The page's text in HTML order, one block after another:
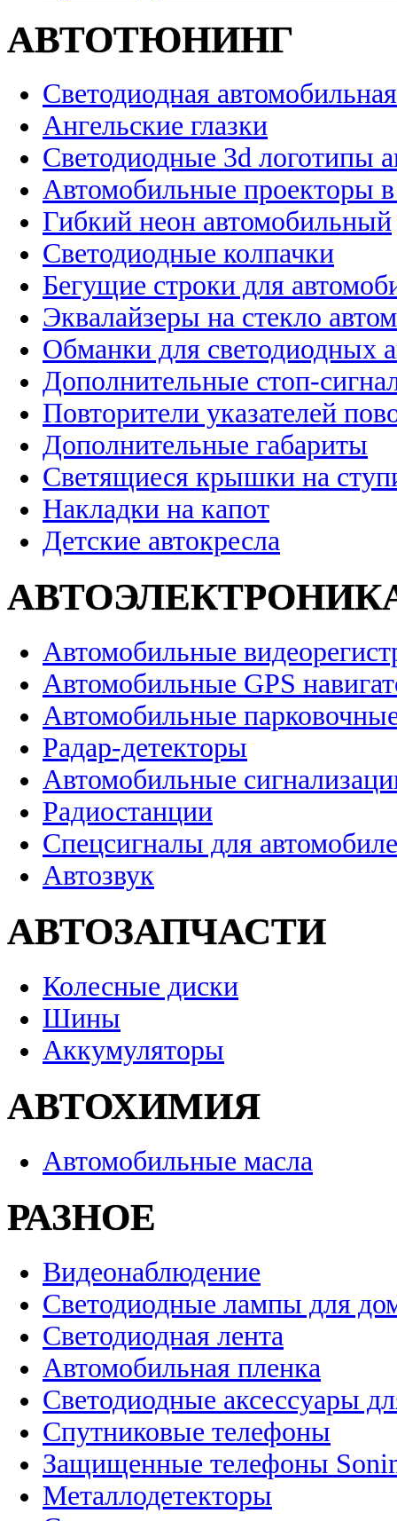
АВТОТЮНИНГ
Светодиодная
Ангельские глазки
Светодиодные 3d логотипы
Автомобильные проекторы
Гибкий неон автомобильный
Светодиодные колпачки
Бегущие строки для
Эквалайзеры на стекло
Обманки для светодиодных
Дополнительные стоп-
Повторители указателей
Дополнительные габариты
Светящиеся крышки на
Накладки на капот
Детские автокресла
Автомобильные
Автомобильные GPS
Автомобильные
Радар-детекторы
Автомобильные
Радиостанции
Спецсигналы для
Автозвук
АВТОЗАПЧАСТИ
Колесные диски
Шины
Аккумуляторы
АВТОХИМИЯ
Автомобильные масла
РАЗНОЕ
Видеонаблюдение
Светодиодные лампы для
Светодиодная лента
Автомобильная пленка
Светодиодные аксессуары
Спутниковые телефоны
Защищенные телефоны
Металлодетекторы